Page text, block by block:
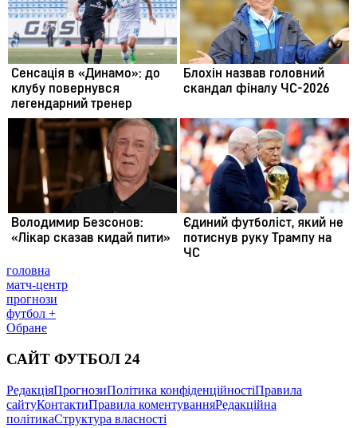
головна
матч-центр
прогнози
футбол +
Обране
САЙТ ФУТБОЛ 24
РедакціяПрогнозиПолітика конфіденційностіПравила
сайтуКонтактиПравила коментуванняРедакційна
політикаСтруктура власності